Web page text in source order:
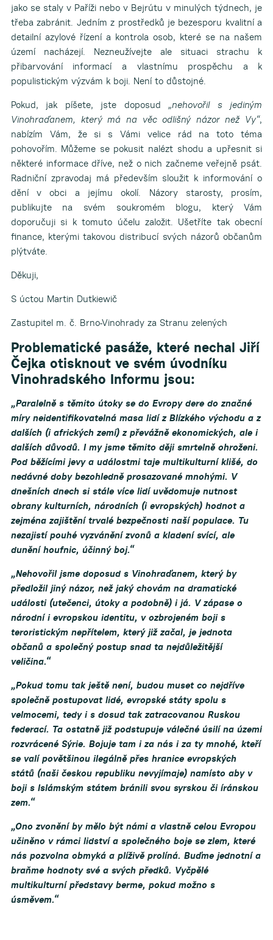
jako se staly v Paříži nebo v Bejrútu v minulých týdnech, je
třeba zabránit. Jedním z prostředků je bezesporu kvalitní a
detailní azylové řízení a kontrola osob, které se na našem
území nacházejí. Nezneužívejte ale situaci strachu k
přibarvování informací a vlastnímu prospěchu a k
populistickým výzvám k boji. Není to důstojné.
Pokud, jak píšete, jste doposud„nehovořil s jediným
Vinohraďanem, který má na věc odlišný názor než Vy“,
nabízím Vám, že si s Vámi velice rád na toto téma
pohovořím. Můžeme se pokusit nalézt shodu a upřesnit si
některé informace dříve, než o nich začneme veřejně psát.
Radniční zpravodaj má především sloužit k informování o
dění v obci a jejímu okolí. Názory starosty, prosím,
publikujte na svém soukromém blogu, který Vám
doporučuji si k tomuto účelu založit. Ušetříte tak obecní
finance, kterými takovou distribucí svých názorů občanům
plýtváte.
Děkuji,
S úctou Martin Dutkiewič
Zastupitel m. č. Brno-Vinohrady za Stranu zelených
Problematické pasáže, které nechal Jiří
Čejka otisknout ve svém úvodníku
Vinohradského Informu jsou:
„Paralelně s těmito útoky se do Evropy dere do značné
míry neidentifikovatelná masa lidí z Blízkého východu a z
dalších (i afrických zemí) z převážně ekonomických, ale i
dalších důvodů. I my jsme těmito ději smrtelně ohroženi.
Pod běžícími jevy a událostmi taje multikulturní klišé, do
nedávné doby bezohledně prosazované mnohými. V
dnešních dnech si stále více lidí uvědomuje nutnost
obrany kulturních, národních (i evropských) hodnot a
zejména zajištění trvalé bezpečnosti naší populace. Tu
nezajistí pouhé vyzvánění zvonů a kladení svící, ale
dunění houfnic, účinný boj.“
„Nehovořil jsme doposud s Vinohraďanem, který by
předložil jiný názor, než jaký chovám na dramatické
události (utečenci, útoky a podobně) i já. V zápase o
národní i evropskou identitu, v ozbrojeném boji s
teroristickým nepřítelem, který již začal, je jednota
občanů a společný postup snad ta nejdůležitější
veličina.“
„Pokud tomu tak ještě není, budou muset co nejdříve
společně postupovat lidé, evropské státy spolu s
velmocemi, tedy i s dosud tak zatracovanou Ruskou
federací. Ta ostatně již podstupuje válečné úsilí na území
rozvrácené Sýrie. Bojuje tam i za nás i za ty mnohé, kteří
se valí povětšinou ilegálně přes hranice evropských
států (naši českou republiku nevyjímaje) namísto aby v
boji s Islámským státem bránili svou syrskou či íránskou
zem.“
„Ono zvonění by mělo být námi a vlastně celou Evropou
učiněno v rámci lidství a společného boje se zlem, které
nás pozvolna obmyká a plíživě prolíná. Buďme jednotní a
braňme hodnoty své a svých předků. Vyčpělé
multikulturní představy berme, pokud možno s
úsměvem.“